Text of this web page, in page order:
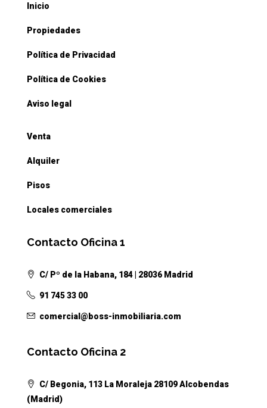
Inicio
Propiedades
Política de Privacidad
Política de Cookies
Aviso legal
Venta
Alquiler
Pisos
Locales comerciales
Contacto Oficina 1
C/ Pº de la Habana, 184 | 28036 Madrid
91 745 33 00
comercial@boss-inmobiliaria.com
Contacto Oficina 2
C/ Begonia, 113 La Moraleja 28109 Alcobendas
(Madrid)